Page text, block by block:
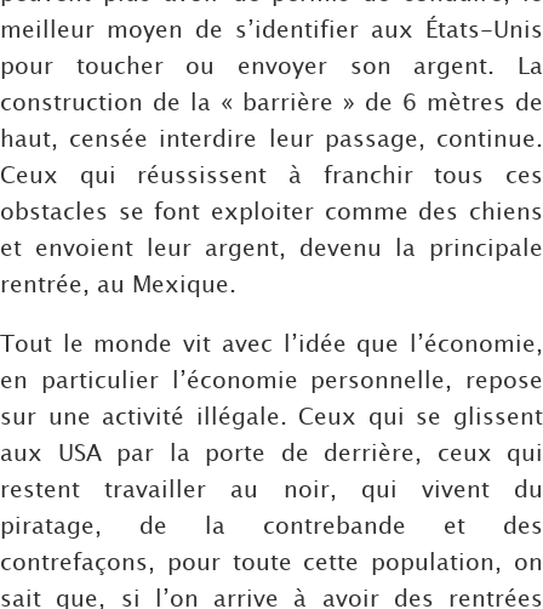
meilleur moyen de s’identifier aux États-Unis
pour toucher ou envoyer son argent. La
construction de la « barrière » de 6 mètres de
haut, censée interdire leur passage, continue.
Ceux qui réussissent à franchir tous ces
obstacles se font exploiter comme des chiens
et envoient leur argent, devenu la principale
rentrée, au Mexique.
Tout le monde vit avec l’idée que l’économie,
en particulier l’économie personnelle, repose
sur une activité illégale. Ceux qui se glissent
aux USA par la porte de derrière, ceux qui
restent travailler au noir, qui vivent du
piratage, de la contrebande et des
contrefaçons, pour toute cette population, on
sait que, si l’on arrive à avoir des rentrées